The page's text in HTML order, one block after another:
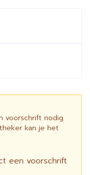
voorschrift nodig.
kan je het
een voorschrift